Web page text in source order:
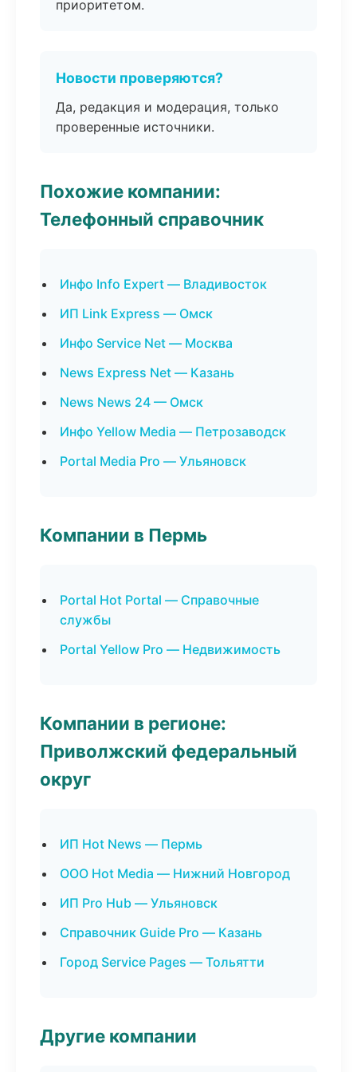
приоритетом.
Новости проверяются?
Да, редакция и модерация, только
проверенные источники.
Похожие компании:
Телефонный справочник
Инфо Info Expert — Владивосток
ИП Link Express — Омск
Инфо Service Net — Москва
News Express Net — Казань
News News 24 — Омск
Инфо Yellow Media — Петрозаводск
Portal Media Pro — Ульяновск
Компании в Пермь
Portal Hot Portal — Справочные
службы
Portal Yellow Pro — Недвижимость
Компании в регионе:
Приволжский федеральный
округ
ИП Hot News — Пермь
ООО Hot Media — Нижний Новгород
ИП Pro Hub — Ульяновск
Справочник Guide Pro — Казань
Город Service Pages — Тольятти
Другие компании